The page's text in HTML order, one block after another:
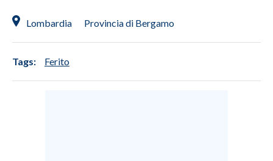
NECROLOGI
SPIAGGE
STORE
Lombardia Provincia di Bergamo
Tags: Ferito